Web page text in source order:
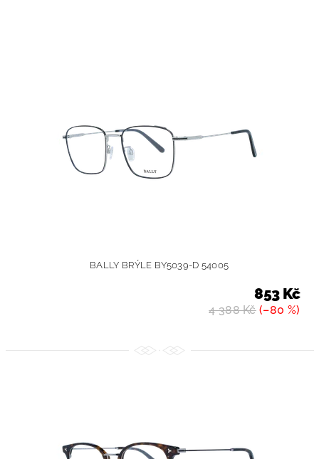
BALLY BRÝLE BY5039-D 54005
4 388 Kč(–80 %)
853 Kč